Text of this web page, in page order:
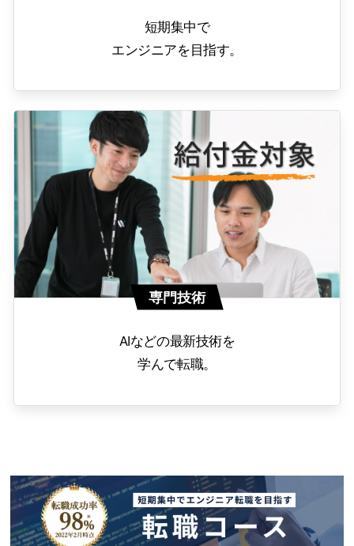
短期集中で
エンジニアを目指す。
専門技術
AIなどの最新技術を
学んで転職。